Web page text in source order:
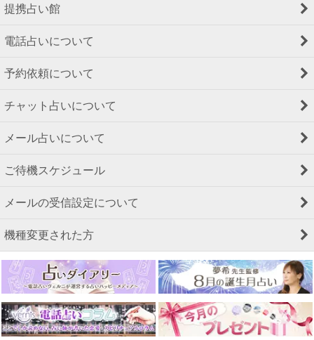
提携占い館
電話占いについて
予約依頼について
チャット占いについて
メール占いについて
ご待機スケジュール
メールの受信設定について
機種変更された方